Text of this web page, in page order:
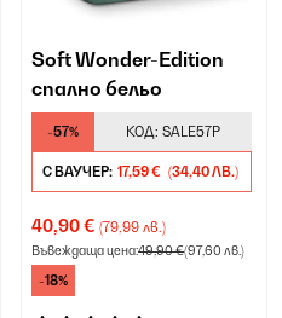
Soft Wonder-Edition
спално бельо
-57% КОД: SALE57P
С ВАУЧЕР: 17,59 € (34,40 ЛВ.)
40,90 € (79,99 лв.)
Въвеждаща цена:49,90 €(97,60 лв.)
-18%